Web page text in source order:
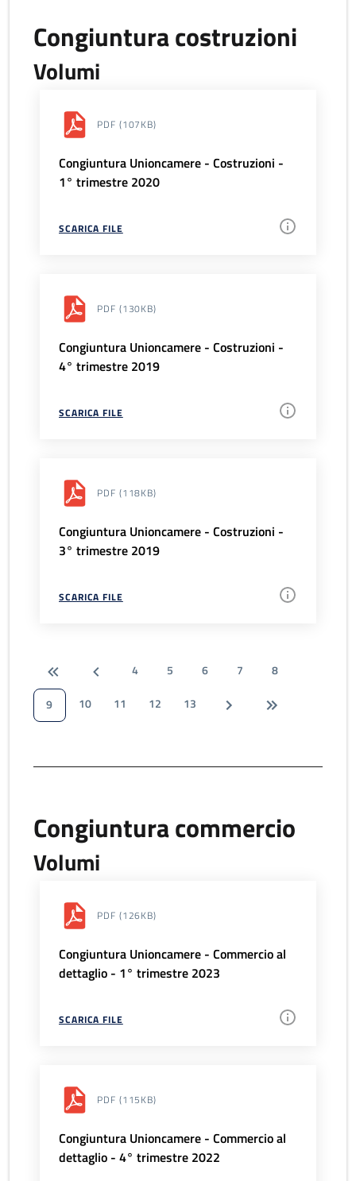
Congiuntura costruzioni
Volumi
PDF (107KB)
Congiuntura Unioncamere - Costruzioni -
1° trimestre 2020
SCARICA FILE
PDF (130KB)
Congiuntura Unioncamere - Costruzioni -
4° trimestre 2019
SCARICA FILE
PDF (118KB)
Congiuntura Unioncamere - Costruzioni -
3° trimestre 2019
SCARICA FILE
4 5 6 7
8
9
10 11 12 13
Congiuntura commercio
Volumi
PDF (126KB)
Congiuntura Unioncamere - Commercio al
dettaglio - 1° trimestre 2023
SCARICA FILE
PDF (115KB)
Congiuntura Unioncamere - Commercio al
dettaglio - 4° trimestre 2022